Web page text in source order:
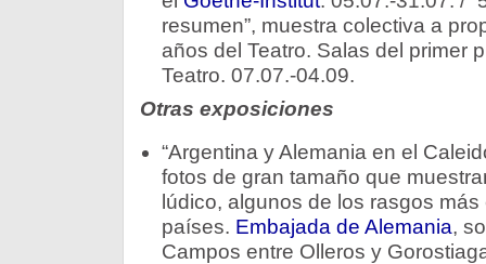
resumen”, muestra colectiva a
años del Teatro. Salas del primer
Teatro. 07.07.-04.09.
Otras exposiciones
“Argentina y Alemania en el
fotos de gran tamaño que
lúdico, algunos de los rasgos
países. Embajada de Alemania,
Campos entre Olleros y